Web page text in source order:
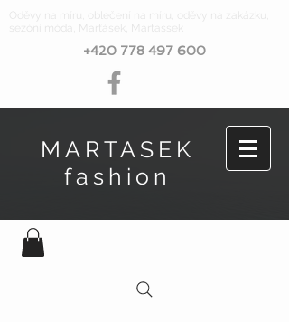
Oděvy na míru, oblečení na míru, oděvy na zakázku,
sezóní móda, Marťásek, Martassek
+420 778 497 600
MARTASEK
fashion